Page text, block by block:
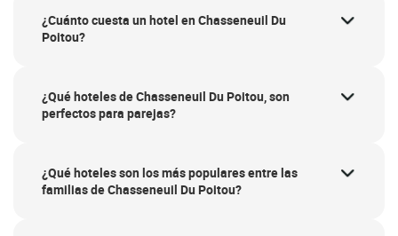
¿Cuánto cuesta un hotel en Chasseneuil Du
Poitou?
¿Qué hoteles de Chasseneuil Du Poitou, son
perfectos para parejas?
¿Qué hoteles son los más populares entre las
familias de Chasseneuil Du Poitou?